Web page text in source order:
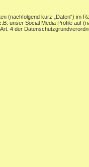
(nachfolgend kurz „Daten“) im
unser Social Media Profile auf
4 der